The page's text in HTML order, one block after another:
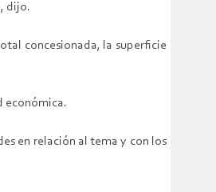
dijo.
concesionada, la superficie
económica.
en relación al tema y con los